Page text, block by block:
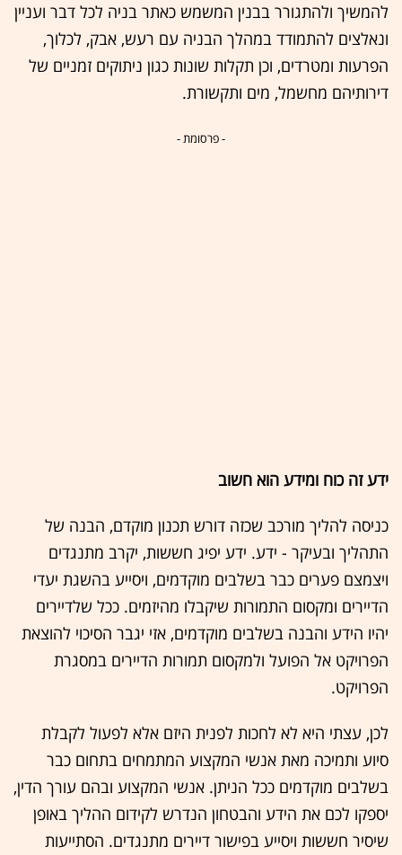
להמשיך ולהתגורר בבנין המשמש כאתר בניה לכל דבר ועניין
ונאלצים להתמודד במהלך הבניה עם רעש, אבק, לכלוך,
הפרעות ומטרדים, וכן תקלות שונות כגון ניתוקים זמניים של
דירותיהם מחשמל, מים ותקשורת.
- פרסומת -
ידע זה כוח ומידע הוא חשוב
כניסה להליך מורכב שכזה דורש תכנון מוקדם, הבנה של
התהליך ובעיקר - ידע. ידע יפיג חששות, יקרב מתנגדים
ויצמצם פערים כבר בשלבים מוקדמים, ויסייע בהשגת יעדי
הדיירים ומקסום התמורות שיקבלו מהיזמים. ככל שלדיירים
יהיו הידע והבנה בשלבים מוקדמים, אזי יגבר הסיכוי להוצאת
הפרויקט אל הפועל ולמקסום תמורות הדיירים במסגרת
הפרויקט.
לכן, עצתי היא לא לחכות לפנית היזם אלא לפעול לקבלת
סיוע ותמיכה מאת אנשי המקצוע המתמחים בתחום כבר
בשלבים מוקדמים ככל הניתן. אנשי המקצוע ובהם עורך הדין,
יספקו לכם את הידע והבטחון הנדרש לקידום ההליך באופן
שיסיר חששות ויסייע בפישור דיירים מתנגדים. הסתייעות